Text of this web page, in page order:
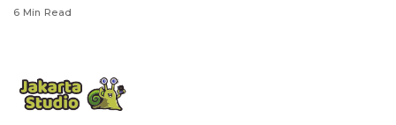
6 Min Read